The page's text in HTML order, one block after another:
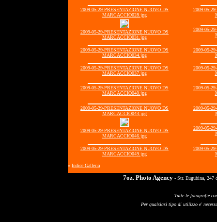
2009-05-29-PRESENTAZIONE NUOVO DS
MARCACCIO028.jpg
2009-05-
2009-05-29-PRESENTAZIONE NUOVO DS
MARCACCIO031.jpg
2009-05-
2009-05-29-PRESENTAZIONE NUOVO DS
MARCACCIO034.jpg
2009-05-
2009-05-29-PRESENTAZIONE NUOVO DS
MARCACCIO037.jpg
2009-05-
2009-05-29-PRESENTAZIONE NUOVO DS
MARCACCIO040.jpg
2009-05-
2009-05-29-PRESENTAZIONE NUOVO DS
MARCACCIO043.jpg
2009-05-
2009-05-29-PRESENTAZIONE NUOVO DS
MARCACCIO046.jpg
2009-05-
2009-05-29-PRESENTAZIONE NUOVO DS
MARCACCIO049.jpg
2009-05-
« Indice Galleria
7oz. Photo Agency - Str. Eugubina, 247
Tutte le fotografie
Per qualsiasi tipo di utilizzo e'